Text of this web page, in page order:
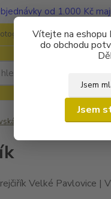
od 1.000 Kč
Vítejte na eshopu
do obchodu
Jsem
Jsem
Kontakty
vína Krejčiřík